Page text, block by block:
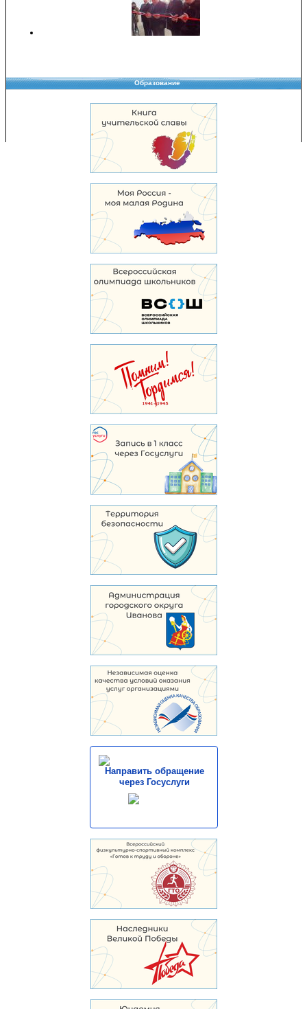
Образование
Направить обращение
через Госуслуги
Copyright © 2008-2026 Управление образования
Перепечатка и использование материалов возможны только с разрешения
Управления образования.
103,949,638 уникальных посетителей